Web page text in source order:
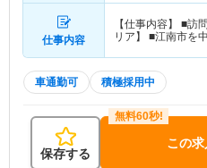
仕事内容
【仕事内容】 ■訪問
リア】 ■江南市を
車通勤可 積極採用中
保存する
この